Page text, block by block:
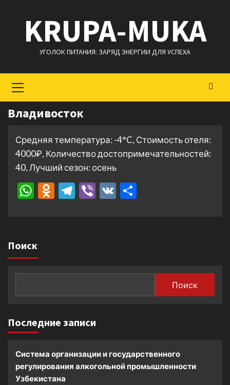
содержимому
KRUPA-MUKA
УГОЛОК ПИТАНИЯ: ЗАРЯД ЭНЕРГИИ ДЛЯ УСПЕХА
меню
Владивосток
Средняя температура: -4°C, Стоимость отеля:
4000₽, Количество достопримечательностей:
40, Лучший сезон: осень
WhatsApp
Odnoklassniki
Telegram
Viber
VK
Поиск
Поиск
Последние записи
Система организации и государственного
регулирования алкогольной промышленности
Узбекистана